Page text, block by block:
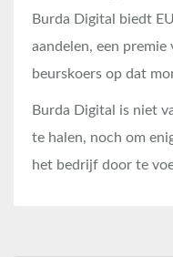
Burda Digital biedt
aandelen, een premie
beurskoers op dat
Burda Digital is niet
te halen, noch om
het bedrijf door te